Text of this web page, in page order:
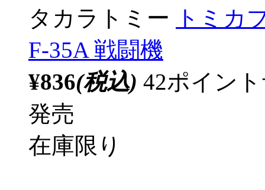
タカラトミー
トミカ
F-35A 戦闘機
¥836(税込) 42ポイン
発売
在庫限り